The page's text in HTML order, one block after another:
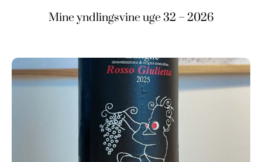
Mine yndlingsvine uge 32 – 2026